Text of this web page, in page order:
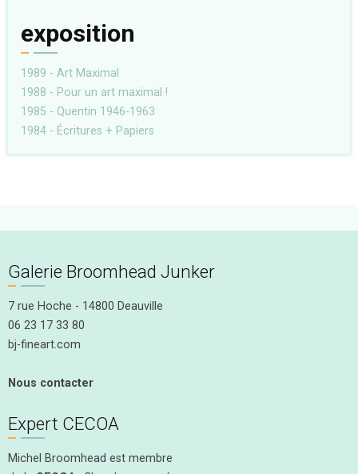
exposition
1989 - Art Maximal
1988 - Pour un art maximal !
1985 - Quentin 1946-1963
1984 - Écritures + Papiers
Galerie Broomhead Junker
7 rue Hoche - 14800 Deauville
06 23 17 33 80
bj-fineart.com
Nous contacter
Expert CECOA
Michel Broomhead est membre